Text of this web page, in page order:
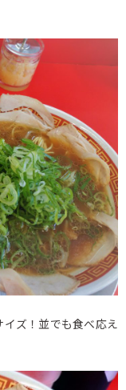
ズ！並でも食べ応え